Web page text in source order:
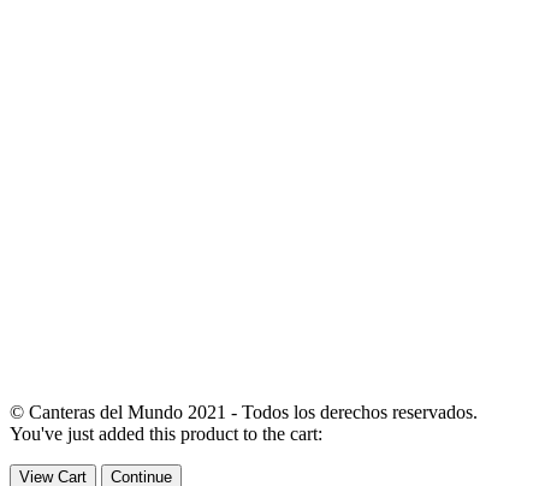
© Canteras del Mundo 2021 - Todos los derechos reservados.
You've just added this product to the cart:
View Cart Continue